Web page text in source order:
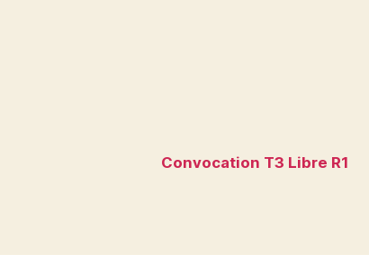
Convocation T3 Libre R1